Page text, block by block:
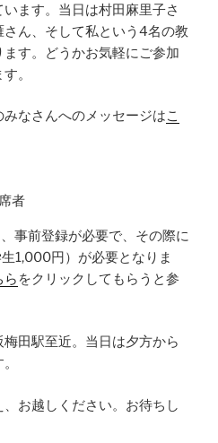
ます。当日は村田麻里子さ
ん、そして私という4名の教
す。どうかお気軽にご参加
。
なさんへのメッセージはこ
者
事前登録が必要で、その際に
1,000円）が必要となりま
ら をクリックしてもらうと参
田駅至近。当日は夕方から
お越しください。お待ちし